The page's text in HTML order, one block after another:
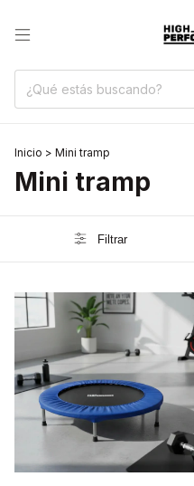
Inicio > Mini tramp
Mini tramp
Filtrar